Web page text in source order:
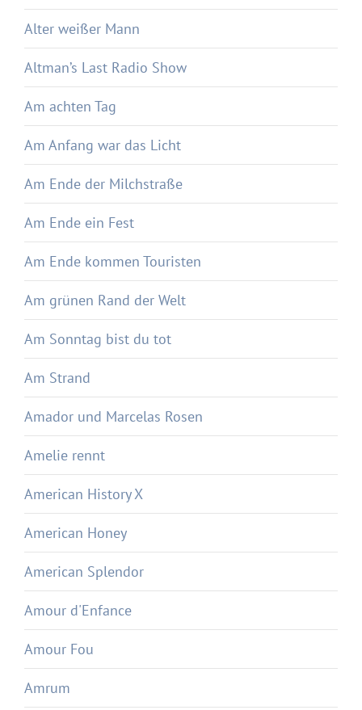
Alter weißer Mann
Altman’s Last Radio Show
Am achten Tag
Am Anfang war das Licht
Am Ende der Milchstraße
Am Ende ein Fest
Am Ende kommen Touristen
Am grünen Rand der Welt
Am Sonntag bist du tot
Am Strand
Amador und Marcelas Rosen
Amelie rennt
American History X
American Honey
American Splendor
Amour d'Enfance
Amour Fou
Amrum